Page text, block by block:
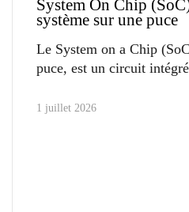
System On Chip
système sur une puce
Le System on a Chip
puce, est un circuit intégré
1 juillet 2026